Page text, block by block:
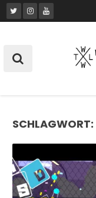
Skip
to
SCHLAGWORT: